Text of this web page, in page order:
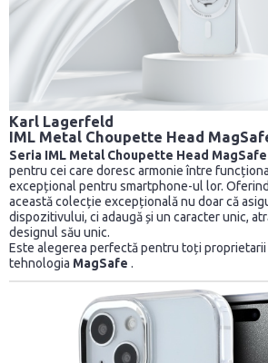
Karl Lagerfeld
IML Metal Choupette Head
Seria IML Metal Choupette Head MagSafe
pentru cei care doresc armonie între
excepțional pentru smartphone-ul lor. Oferind
această colecție excepțională nu doar că
dispozitivului, ci adaugă și un caracter unic,
designul său unic.
Este alegerea perfectă pentru toți
tehnologia MagSafe .